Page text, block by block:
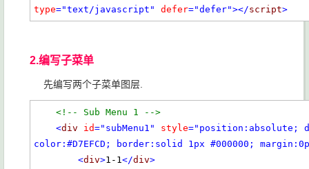
type="text/javascript" defer="defer"></script>
2.编写子菜单
先编写两个子菜单图层.
<!-- Sub Menu 1 -->
<div id="subMenu1" style="position:absolute;
color:#D7EFCD; border:solid 1px #000000;
<div>1-1</div>